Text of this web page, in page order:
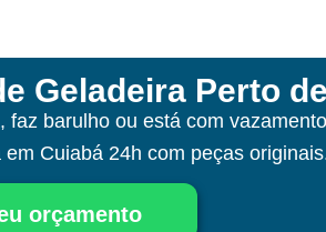
Geladeira Perto
faz barulho ou está com
em Cuiabá 24h com peças
orçamento